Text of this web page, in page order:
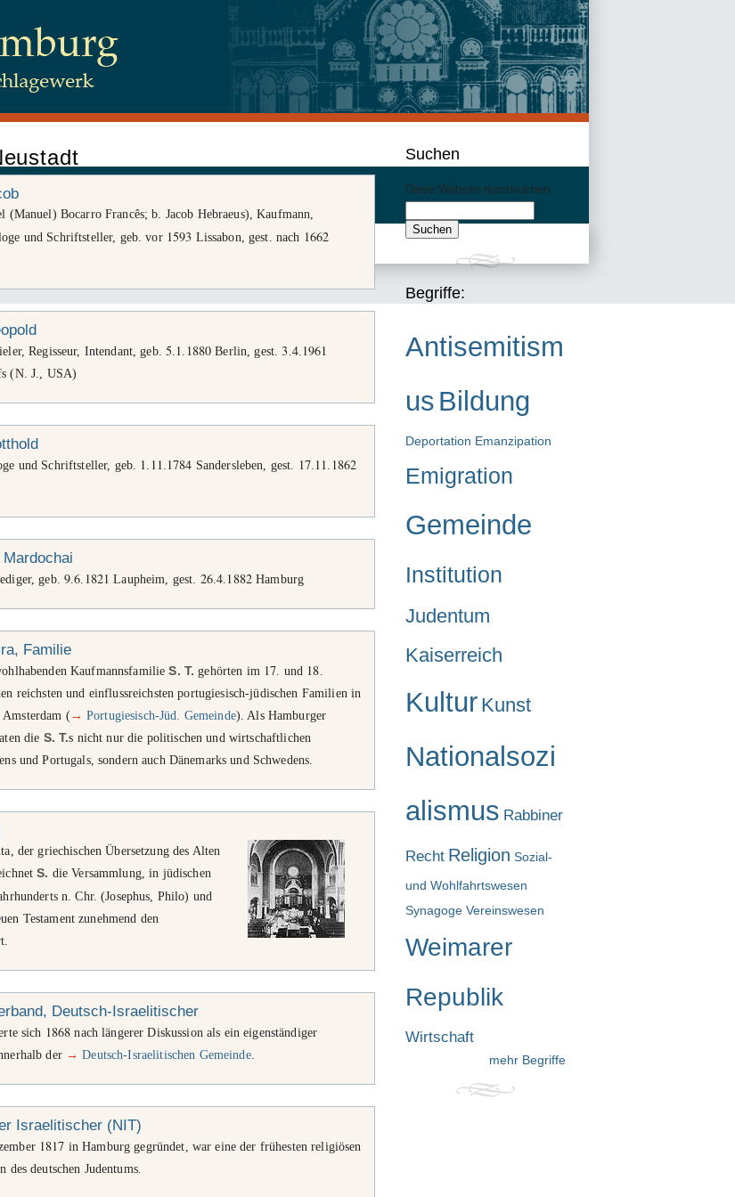
(Manuel) Bocarro Francês; b. Jacob Hebraeus), Kaufmann,
und Schriftsteller, geb. vor 1593 Lissabon, gest. nach 1662
Regisseur, Intendant, geb. 5 1 1880 Berlin, gest. 3 4. 1961
(N. J., USA)
und Schriftsteller, geb. 1 11 1784 Sandersleben, gest. 17. 11 1862
geb. 9 .6 1821 Laupheim, gest. 26.4 1882Hamburg
Familie
KaufmannsfamilieS. T. gehörten im 17 . und 18
reichsten und einflussreichsten portugiesisch-jüdischen Familien in
(→ Portugiesisch-Jüd. Gemeinde). Als Hamburger
die S. T.s nicht nur die politischen und wirtschaftlichen
und Portugals, sondern auch Dänemarks und Schwedens.
der griechischen Übersetzung des Alten
S. die Versammlung, in jüdischen
n. Chr. (Josephus, Philo) und
Testament zunehmend den
Deutsch-Israelitischer
sich 1868 nach längerer Diskussion als ein eigenständiger
der → Deutsch-Israelitischen Gemeinde.
Israelitischer (NIT)
1817 in Hamburg gegründet, war eine der frühesten religiösen
deutschen Judentums.
Suchen
Diese Website durchsuchen:
Begriffe:
Antisemitism
us Bildung
Deportation Emanzipation
Emigration
Gemeinde
Institution
Judentum
Kaiserreich
Kultur Kunst
Nationalsozi
alismus Rabbiner
Recht Religion Sozial-
und Wohlfahrtswesen
Synagoge Vereinswesen
Weimarer
Republik
Wirtschaft
mehr Begriffe
83, 20144 Hamburg